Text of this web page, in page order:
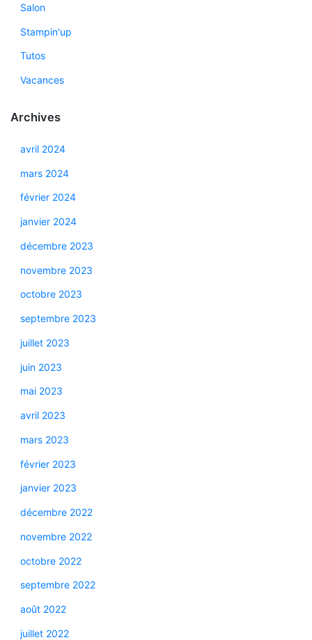
Salon
Stampin'up
Tutos
Vacances
Archives
avril 2024
mars 2024
février 2024
janvier 2024
décembre 2023
novembre 2023
octobre 2023
septembre 2023
juillet 2023
juin 2023
mai 2023
avril 2023
mars 2023
février 2023
janvier 2023
décembre 2022
novembre 2022
octobre 2022
septembre 2022
août 2022
juillet 2022